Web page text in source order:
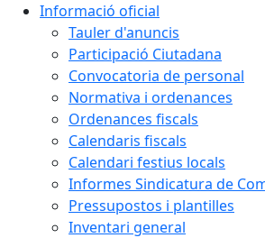
Informació oficial
Tauler d'anuncis
Participació Ciutadana
Convocatoria de personal
Normativa i ordenances
Ordenances fiscals
Calendaris fiscals
Calendari festius locals
Informes Sindicatura de
Pressupostos i plantilles
Inventari general